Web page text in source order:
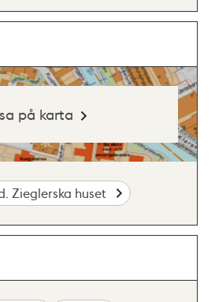
på karta
Zieglerska huset